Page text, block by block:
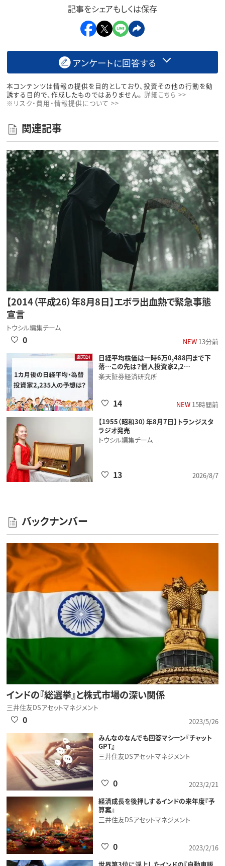
記事をシェアもしくは保存
アンケートに回答する
本コンテンツは情報の提供を目的としており、投資その他の行動を勧
誘する目的で、作成したものではありません。 詳細こちら >>
※リスク・費用・情報提供について >>
関連記事
【2014（平成26）年8月8日】エボラ出血熱で緊急事態
宣言
トウシル編集チーム
NEW13分前
0
日経平均株価は一時6万0,488円まで下
落…この先は？個人投資家2,2…
楽天証券経済研究所
NEW15時間前
14
【1955（昭和30）年8月7日】トランジスタ
ラジオ発売
トウシル編集チーム
2026/8/7
13
バックナンバー
インドの『総選挙』と株式市場の深い関係
三井住友DSアセットマネジメント
2023/5/26
0
みんなのなんでも回答マシーン『チャット
GPT』
三井住友DSアセットマネジメント
2023/2/21
0
経済成長を後押しするインドの来年度『予
算案』
三井住友DSアセットマネジメント
2023/2/16
0